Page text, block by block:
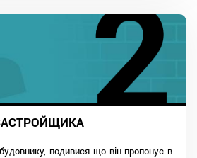
подивися що він пропонує в